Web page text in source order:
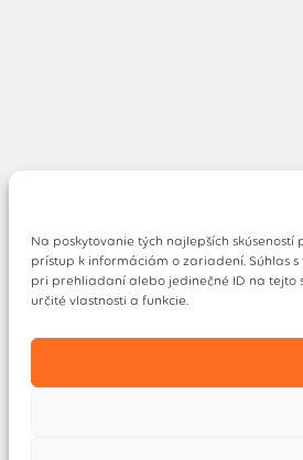
Na poskytovanie tých najlepších
prístup k informáciám o zariadení. Súhlas
pri prehliadaní alebo jedinečné ID na tejto
určité vlastnosti a funkcie.